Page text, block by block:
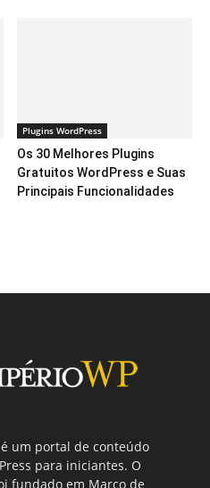
Plugins WordPress
Os 30 Melhores Plugins
Gratuitos WordPress e Suas
Principais Funcionalidades
um portal de conteúdo
para iniciantes. O
fundado em Março de